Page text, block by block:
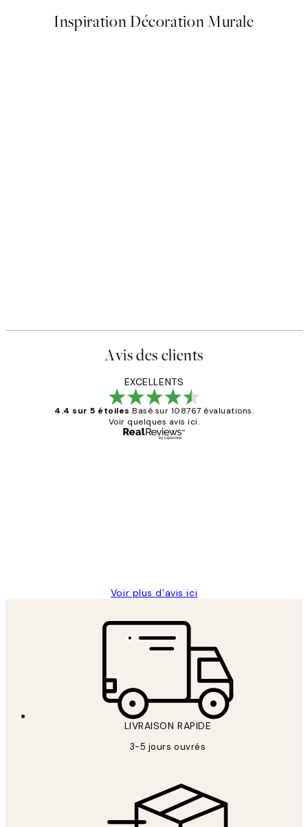
Inspiration Décoration Murale
Avis des clients
EXCELLENTS
4.4 sur 5 étoiles Basé sur 108767 évaluations.
Voir quelques avis ici.
Voir plus d’avis ici
LIVRAISON RAPIDE
3-5 jours ouvrés